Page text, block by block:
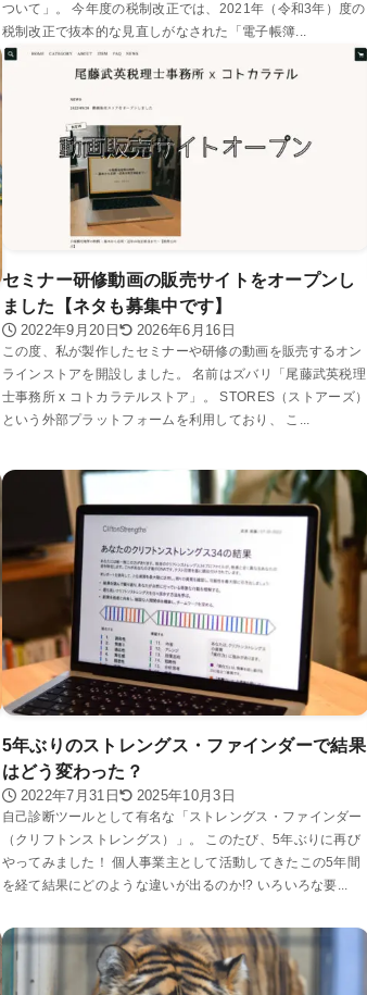
ついて」。 今年度の税制改正では、2021年（令和3年）度の
税制改正で抜本的な見直しがなされた「電子帳簿...
セミナー研修動画の販売サイトをオープンし
ました【ネタも募集中です】
2022年9月20日 2026年6月16日
この度、私が製作したセミナーや研修の動画を販売するオン
ラインストアを開設しました。 名前はズバリ「尾藤武英税理
士事務所 x コトカラテルストア」。 STORES（ストアーズ）
という外部プラットフォームを利用しており、 こ...
5年ぶりのストレングス・ファインダーで結果
はどう変わった？
2022年7月31日 2025年10月3日
自己診断ツールとして有名な「ストレングス・ファインダー
（クリフトンストレングス）」。 このたび、5年ぶりに再び
やってみました！ 個人事業主として活動してきたこの5年間
を経て結果にどのような違いが出るのか!? いろいろな要...